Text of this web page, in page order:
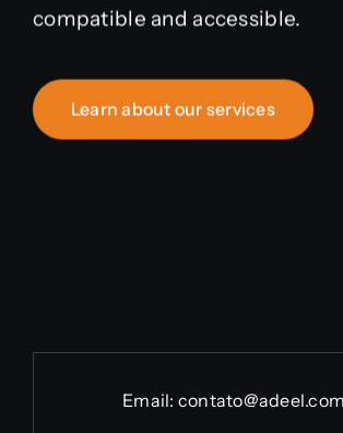
compatible and accessible.
Learn about our services
Email: